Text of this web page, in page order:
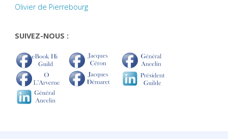
Olivier de Pierrebourg
SUIVEZ-NOUS :